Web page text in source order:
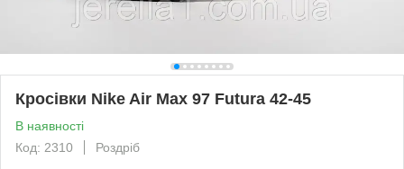
Кросівки Nike Air Max 97 Futura 42-45
В наявності
Код: 2310
Роздріб